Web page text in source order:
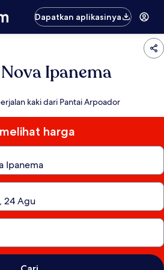
Dapatkan aplikasinya
Ipanema
kaki dari Pantai Arpoador
harga